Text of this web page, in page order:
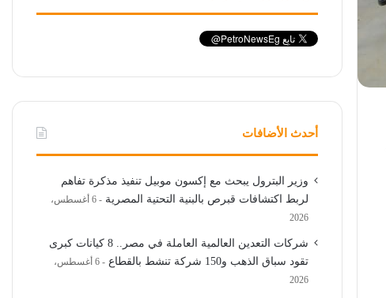
أحدث الأضافات
وزير البترول يبحث مع إكسون موبيل تنفيذ مذكرة تفاهم
لربط اكتشافات قبرص بالبنية التحتية المصرية
6 أغسطس،
2026
شركات التعدين العالمية العاملة في مصر.. 8 كيانات كبرى
تقود سباق الذهب و150 شركة تنشط بالقطاع
6 أغسطس،
2026